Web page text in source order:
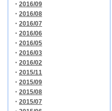
・ 2016/09
・ 2016/08
・ 2016/07
・ 2016/06
・ 2016/05
・ 2016/03
・ 2016/02
・ 2015/11
・ 2015/09
・ 2015/08
・ 2015/07